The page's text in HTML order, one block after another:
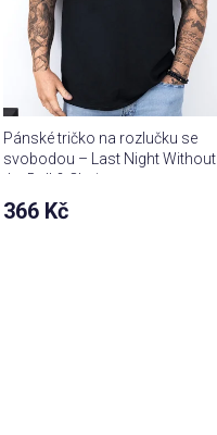
Pánské tričko na rozlučku se
svobodou – Last Night Without
the Ball & Chain
366 Kč